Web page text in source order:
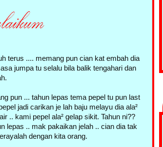
terus .... memang pun cian kat embah dia
jumpa tu selalu bila balik tengahari dan
pun ... tahun lepas tema pepel tu pun last
jadi carikan je lah baju melayu dia ala²
.. kami pepel ala² gelap sikit. Tahun ni??
lepas .. mak pakaikan jelah .. cian dia tak
dengan kita orang.